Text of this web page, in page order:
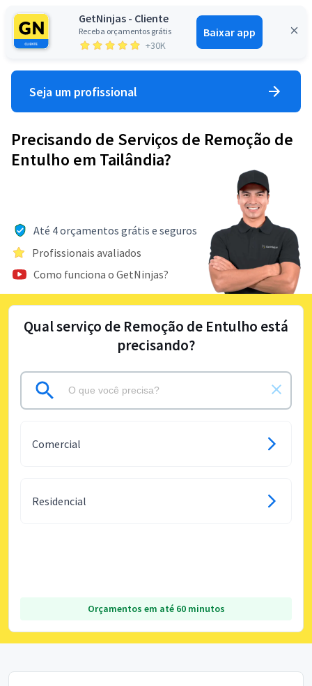
GetNinjas - Cliente
Receba orçamentos grátis
+30K
Baixar app
Entrar
Seja um profissional
Precisando de Serviços de Remoção de
Entulho em Tailândia?
Até 4 orçamentos grátis e seguros
Profissionais avaliados
Como funciona o GetNinjas?
Qual serviço de Remoção de Entulho está
precisando?
Comercial
Residencial
Orçamentos em até 60 minutos